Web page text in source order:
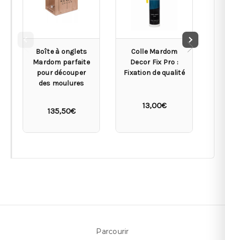
Boîte à onglets
Mardom parfaite
pour découper
des moulures
135,50€
Colle Mardom
Decor Fix Pro :
Fixation de qualité
13,00€
Parcourir